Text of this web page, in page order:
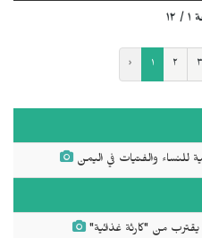
‹ ١ ٢ ٣
للنساء والفتيات في اليمن
يقترب من "كارثة غذائية"